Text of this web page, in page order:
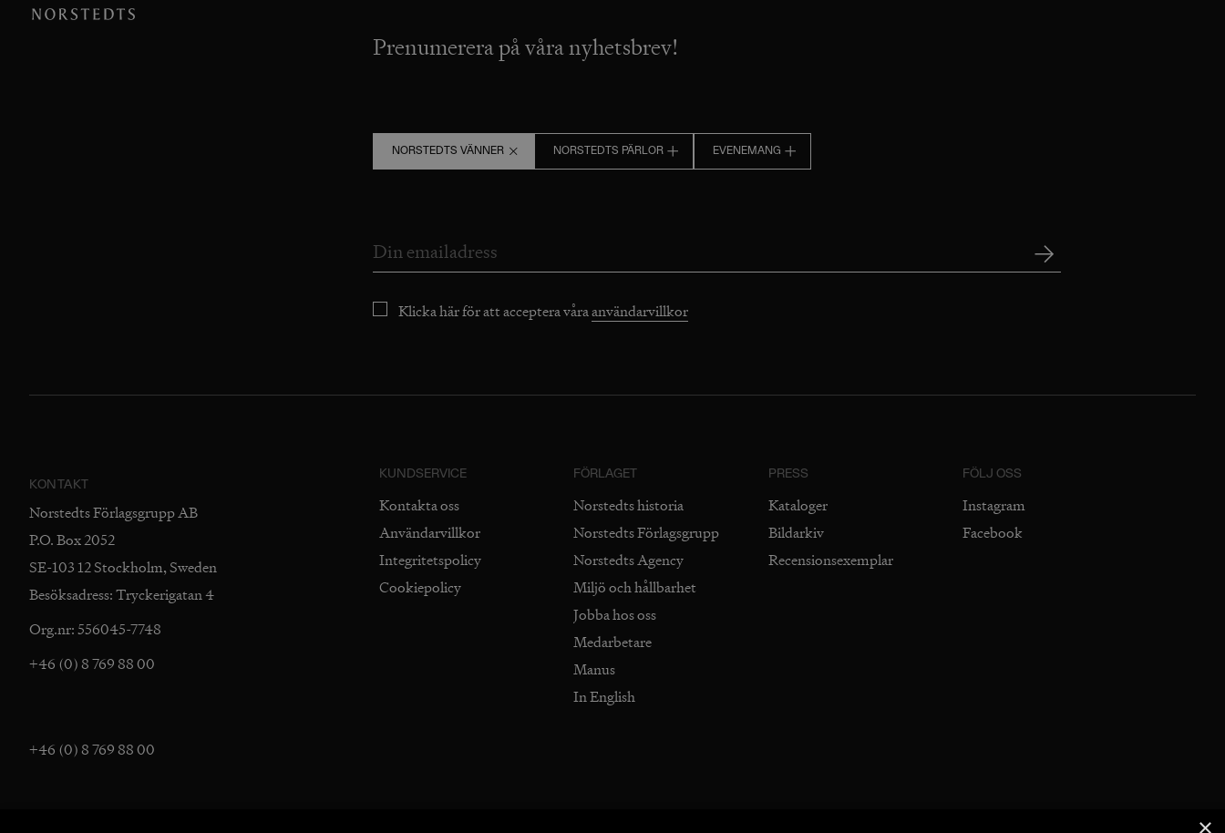
Prenumerera på våra nyhetsbrev!
NORSTEDTS VÄNNER NORSTEDTS PÄRLOR EVENEMANG
Klicka här för att acceptera våraanvändarvillkor
KONTAKT
Norstedts Förlagsgrupp AB
P.O. Box 2052
SE-103 12 Stockholm, Sweden
Besöksadress: Tryckerigatan 4
Org.nr: 556045-7748
+46 (0) 8 769 88 00
+46 (0) 8 769 88 00
KUNDSERVICE
Kontakta oss
Användarvillkor
Integritetspolicy
Cookiepolicy
FÖRLAGET
Norstedts historia
Norstedts Förlagsgrupp
Norstedts Agency
Miljö och hållbarhet
Jobba hos oss
Medarbetare
Manus
In English
PRESS
Kataloger
Bildarkiv
Recensionsexemplar
FÖLJ OSS
Instagram
Facebook